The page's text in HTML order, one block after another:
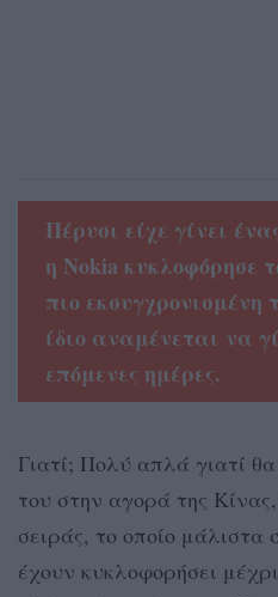
Πέρυσι είχε γίνει
η Nokia κυκλοφόρησε
πιο εκσυγχρονισμένη
ίδιο αναμένεται να
επόμενες ημέρες.
Γιατί; Πολύ απλά γιατί
του στην αγορά της
σειράς, το οποίο
έχουν κυκλοφορήσει